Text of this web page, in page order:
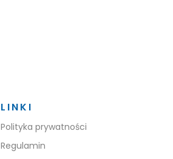
LINKI
Polityka prywatności
Regulamin